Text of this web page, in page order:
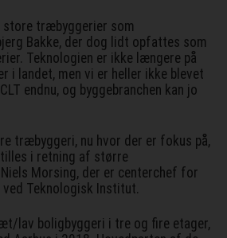
store træbyggerier som
Bakke, der dog lidt opfattes som
Teknologien er ikke længere på
i landet, men vi er heller ikke blevet
endnu, og byggebranchen kan jo
træbyggeri, nu hvor der er fokus på,
i retning af større
Morsing, der er centerchef for
Teknologisk Institut.
lav boligbyggeri i tre og fire etager,